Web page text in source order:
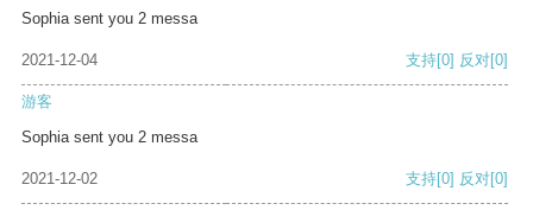
Sophia sent you 2 messa
2021-12-04 支持[0] 反对[0]
游客
Sophia sent you 2 messa
2021-12-02 支持[0] 反对[0]